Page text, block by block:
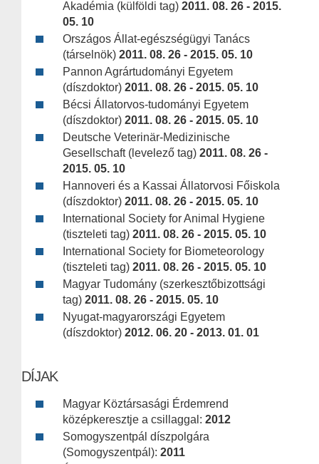
Akadémia (külföldi tag) 2011. 08. 26 - 2015.
05. 10
Országos Állat-egészségügyi Tanács
(társelnök) 2011. 08. 26 - 2015. 05. 10
Pannon Agrártudományi Egyetem
(díszdoktor) 2011. 08. 26 - 2015. 05. 10
Bécsi Állatorvos-tudományi Egyetem
(díszdoktor) 2011. 08. 26 - 2015. 05. 10
Deutsche Veterinär-Medizinische
Gesellschaft (levelező tag) 2011. 08. 26 -
2015. 05. 10
Hannoveri és a Kassai Állatorvosi Főiskola
(díszdoktor) 2011. 08. 26 - 2015. 05. 10
International Society for Animal Hygiene
(tiszteleti tag) 2011. 08. 26 - 2015. 05. 10
International Society for Biometeorology
(tiszteleti tag) 2011. 08. 26 - 2015. 05. 10
Magyar Tudomány (szerkesztőbizottsági
tag) 2011. 08. 26 - 2015. 05. 10
Nyugat-magyarországi Egyetem
(díszdoktor) 2012. 06. 20 - 2013. 01. 01
DÍJAK
Magyar Köztársasági Érdemrend
középkeresztje a csillaggal: 2012
Somogyszentpál díszpolgára
(Somogyszentpál): 2011